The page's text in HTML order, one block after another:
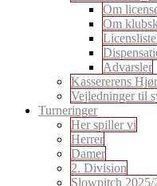
Om
Om
Advarsler
Kassererens
Vejledninger til
Turneringer
Her spiller vi
Herrer
Damer
2. Division
Slowpitch 2025/